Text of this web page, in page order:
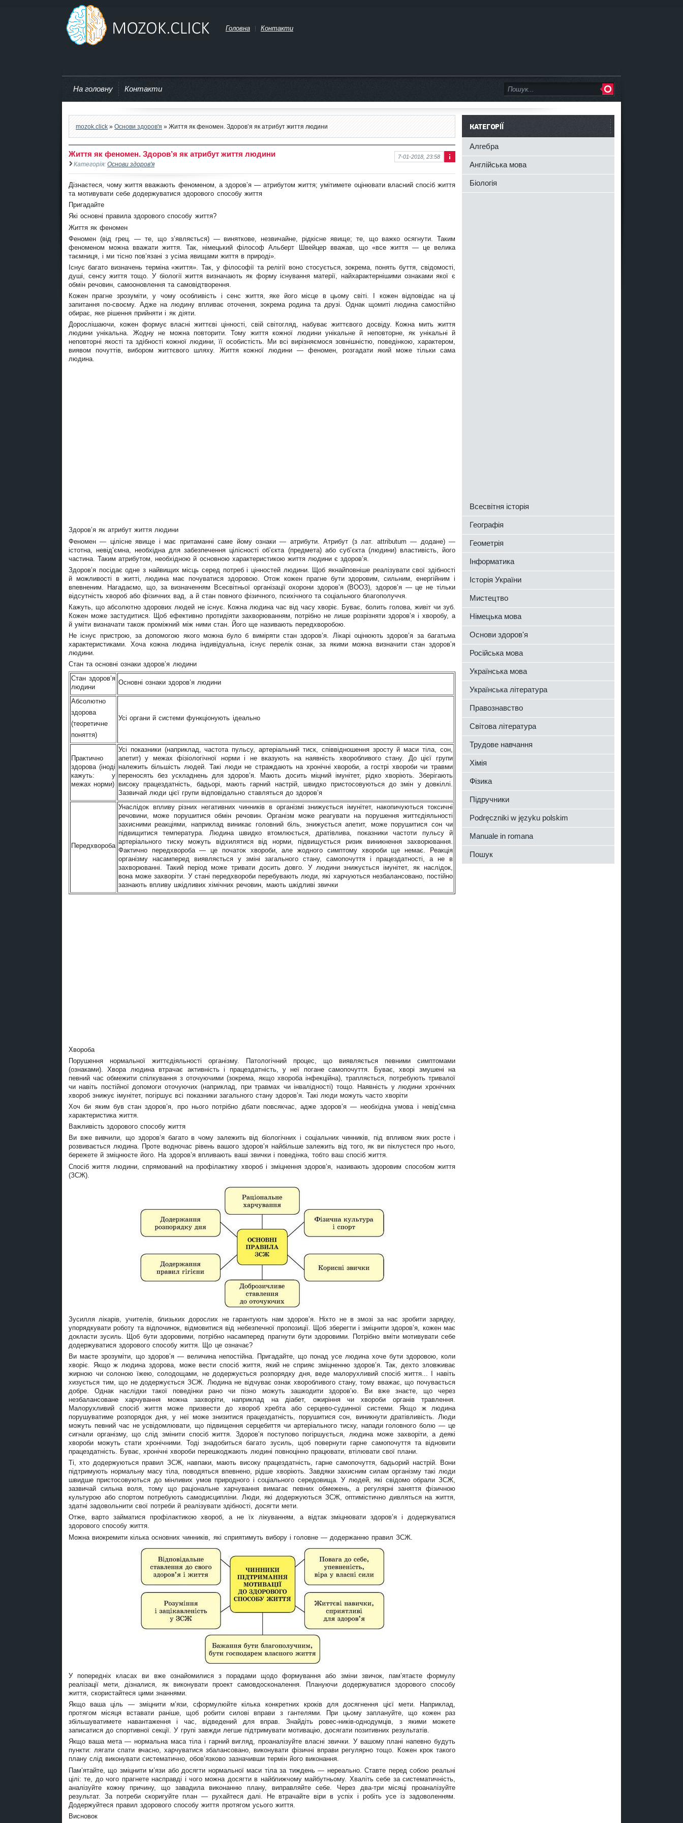
Головна Контакти
На головну Контакти
mozok.click » Основи здоров'я » Життя як феномен. Здоров’я як атрибут життя людини
ор
ція
7-01-2018, 23:58
Життя як феномен. Здоров’я як атрибут життя людини
Категорія: Основи здоров'я
Дізнаєтеся, чому життя вважають феноменом, а здоров’я — атрибутом життя; умітимете оцінювати власний спосіб життя
та мотивувати себе додержуватися здорового способу життя
Пригадайте
Які основні правила здорового способу життя?
Життя як феномен
Феномен (від грец. — те, що з’являється) — виняткове, незвичайне, рідкісне явище; те, що важко осягнути. Таким
феноменом можна вважати життя. Так, німецький філософ Альберт Швейцер вважав, що «все життя — це велика
таємниця, і ми тісно пов’язані з усіма явищами життя в природі».
Існує багато визначень терміна «життя». Так, у філософії та релігії воно стосується, зокрема, понять буття, свідомості,
душі, сенсу життя тощо. У біології життя визначають як форму існування матерії, найхарактернішими ознаками якої є
обмін речовин, самооновлення та самовідтворення.
Кожен прагне зрозуміти, у чому особливість і сенс життя, яке його місце в цьому світі. І кожен відповідає на ці
запитання по-своєму. Адже на людину впливає оточення, зокрема родина та друзі. Однак щомиті людина самостійно
обирає, яке рішення прийняти і як діяти.
Дорослішаючи, кожен формує власні життєві цінності, свій світогляд, набуває життєвого досвіду. Кожна мить життя
людини унікальна. Жодну не можна повторити. Тому життя кожної людини унікальне й неповторне, як унікальні й
неповторні якості та здібності кожної людини, її особистість. Ми всі вирізняємося зовнішністю, поведінкою, характером,
виявом почуттів, вибором життєвого шляху. Життя кожної людини — феномен, розгадати який може тільки сама
людина.
Здоров’я як атрибут життя людини
Феномен — цілісне явище і має притаманні саме йому ознаки — атрибути. Атрибут (з лат. attributum — додане) —
істотна, невід’ємна, необхідна для забезпечення цілісності об’єкта (предмета) або суб’єкта (людини) властивість, його
частина. Таким атрибутом, необхідною й основною характеристикою життя людини є здоров’я.
Здоров’я посідає одне з найвищих місць серед потреб і цінностей людини. Щоб якнайповніше реалізувати свої здібності
й можливості в житті, людина має почуватися здоровою. Отож кожен прагне бути здоровим, сильним, енергійним і
впевненим. Нагадаємо, що, за визначенням Всесвітньої організації охорони здоров’я (ВООЗ), здоров’я — це не тільки
відсутність хвороб або фізичних вад, а й стан повного фізичного, психічного та соціального благополуччя.
Кажуть, що абсолютно здорових людей не існує. Кожна людина час від часу хворіє. Буває, болить голова, живіт чи зуб.
Кожен може застудитися. Щоб ефективно протидіяти захворюванням, потрібно не лише розрізняти здоров’я і хворобу, а
й уміти визначати також проміжний між ними стан. Його ще називають передхворобою.
Не існує пристрою, за допомогою якого можна було б виміряти стан здоров’я. Лікарі оцінюють здоров’я за багатьма
характеристиками. Хоча кожна людина індивідуальна, існує перелік ознак, за якими можна визначити стан здоров’я
людини.
Стан та основні ознаки здоров’я людини
Стан здоров’я
людини
Основні ознаки здоров’я людини
Абсолютно
здорова
(теоретичне
поняття)
Усі органи й системи функціонують ідеально
Практично
здорова (іноді
кажуть: у
межах норми)
Усі показники (наприклад, частота пульсу, артеріальний тиск, співвідношення зросту й маси тіла, сон,
апетит) у межах фізіологічної норми і не вказують на наявність хворобливого стану. До цієї групи
належить більшість людей. Такі люди не страждають на хронічні хвороби, а гострі хвороби чи травми
переносять без ускладнень для здоров’я. Мають досить міцний імунітет, рідко хворіють. Зберігають
високу працездатність, бадьорі, мають гарний настрій, швидко пристосовуються до змін у довкіллі.
Зазвичай люди цієї групи відповідально ставляться до здоров’я
Передхвороба
Унаслідок впливу різних негативних чинників в організмі знижується імунітет, накопичуються токсичні
речовини, може порушитися обмін речовин. Організм може реагувати на порушення життєдіяльності
захисними реакціями, наприклад виникає головний біль, знижується апетит, може порушитися сон чи
підвищитися температура. Людина швидко втомлюється, дратівлива, показники частоти пульсу й
артеріального тиску можуть відхилятися від норми, підвищується ризик виникнення захворювання.
Фактично передхвороба — це початок хвороби, але жодного симптому хвороби ще немає. Реакція
організму насамперед виявляється у зміні загального стану, самопочуття і працездатності, а не в
захворюванні. Такий період може тривати досить довго. У людини знижується імунітет, як наслідок,
вона може захворіти. У стані передхвороби перебувають люди, які харчуються незбалансовано, постійно
зазнають впливу шкідливих хімічних речовин, мають шкідливі звички
Хвороба
Порушення нормальної життєдіяльності організму. Патологічний процес, що виявляється певними симптомами
(ознаками). Хвора людина втрачає активність і працездатність, у неї погане самопочуття. Буває, хворі змушені на
певний час обмежити спілкування з оточуючими (зокрема, якщо хвороба інфекційна), трапляється, потребують тривалої
чи навіть постійної допомоги оточуючих (наприклад, при травмах чи інвалідності) тощо. Наявність у людини хронічних
хвороб знижує імунітет, погіршує всі показники загального стану здоров’я. Такі люди можуть часто хворіти
Хоч би яким був стан здоров’я, про нього потрібно дбати повсякчас, адже здоров’я — необхідна умова і невід’ємна
характеристика життя.
Важливість здорового способу життя
Ви вже вивчили, що здоров’я багато в чому залежить від біологічних і соціальних чинників, під впливом яких росте і
розвивається людина. Проте водночас рівень вашого здоров’я найбільше залежить від того, як ви піклуєтеся про нього,
бережете й зміцнюєте його. На здоров’я впливають ваші звички і поведінка, тобто ваш спосіб життя.
Спосіб життя людини, спрямований на профілактику хвороб і зміцнення здоров’я, називають здоровим способом життя
(ЗСЖ).
Зусилля лікарів, учителів, близьких дорослих не гарантують нам здоров’я. Ніхто не в змозі за нас зробити зарядку,
упорядкувати роботу та відпочинок, відмовитися від небезпечної пропозиції. Щоб зберегти і зміцнити здоров’я, кожен має
докласти зусиль. Щоб бути здоровими, потрібно насамперед прагнути бути здоровими. Потрібно вміти мотивувати себе
додержуватися здорового способу життя. Що це означає?
Ви маєте зрозуміти, що здоров’я — величина непостійна. Пригадайте, що понад усе людина хоче бути здоровою, коли
хворіє. Якщо ж людина здорова, може вести спосіб життя, який не сприяє зміцненню здоров’я. Так, дехто зловживає
жирною чи солоною їжею, солодощами, не додержується розпорядку дня, веде малорухливий спосіб життя... І навіть
хизується тим, що не додержується ЗСЖ. Людина не відчуває ознак хворобливого стану, тому вважає, що почувається
добре. Однак наслідки такої поведінки рано чи пізно можуть зашкодити здоров’ю. Ви вже знаєте, що через
незбалансоване харчування можна захворіти, наприклад на діабет, ожиріння чи хвороби органів травлення.
Малорухливий спосіб життя може призвести до хвороб хребта або серцево-судинної системи. Якщо ж людина
порушуватиме розпорядок дня, у неї може знизитися працездатність, порушитися сон, виникнути дратівливість. Люди
можуть певний час не усвідомлювати, що підвищення серцебиття чи артеріального тиску, напади головного болю — це
сигнали організму, що слід змінити спосіб життя. Здоров’я поступово погіршується, людина може захворіти, а деякі
хвороби можуть стати хронічними. Тоді знадобиться багато зусиль, щоб повернути гарне самопочуття та відновити
працездатність. Буває, хронічні хвороби перешкоджають людині повноцінно працювати, втілювати свої плани.
Ті, хто додержуються правил ЗСЖ, навпаки, мають високу працездатність, гарне самопочуття, бадьорий настрій. Вони
підтримують нормальну масу тіла, поводяться впевнено, рідше хворіють. Завдяки захисним силам організму такі люди
швидше пристосовуються до мінливих умов природного і соціального середовища. У людей, які свідомо обрали ЗСЖ,
зазвичай сильна воля, тому що раціональне харчування вимагає певних обмежень, а регулярні заняття фізичною
культурою або спортом потребують самодисципліни. Люди, які додержуються ЗСЖ, оптимістично дивляться на життя,
здатні задовольнити свої потреби й реалізувати здібності, досягти мети.
Отже, варто займатися профілактикою хвороб, а не їх лікуванням, а відтак зміцнювати здоров’я і додержуватися
здорового способу життя.
Можна виокремити кілька основних чинників, які сприятимуть вибору і головне — додержанню правил ЗСЖ.
У попередніх класах ви вже ознайомилися з порадами щодо формування або зміни звичок, пам’ятаєте формулу
реалізації мети, дізналися, як виконувати проект самовдосконалення. Плануючи додержуватися здорового способу
життя, скористайтеся цими знаннями.
Якщо ваша ціль — зміцнити м’язи, сформулюйте кілька конкретних кроків для досягнення цієї мети. Наприклад,
протягом місяця вставати раніше, щоб робити силові вправи з гантелями. При цьому заплануйте, що кожен раз
збільшуватимете навантаження і час, відведений для вправ. Знайдіть ровес-ників-однодумців, з якими можете
записатися до спортивної секції. У групі завжди легше підтримувати мотивацію, досягати позитивних результатів.
Якщо ваша мета — нормальна маса тіла і гарний вигляд, проаналізуйте власні звички. У вашому плані напевно будуть
пункти: лягати спати вчасно, харчуватися збалансовано, виконувати фізичні вправи регулярно тощо. Кожен крок такого
плану слід виконувати систематично, обов’язково зазначивши термін його виконання.
Пам’ятайте, що зміцнити м’язи або досягти нормальної маси тіла за тиждень — нереально. Ставте перед собою реальні
цілі: те, до чого прагнете насправді і чого можна досягти в найближчому майбутньому. Хваліть себе за систематичність,
аналізуйте кожну причину, що завадила виконанню плану, виправляйте себе. Через два-три місяці проаналізуйте
результат. За потреби скоригуйте план — рухайтеся далі. Не втрачайте віри в успіх і робіть усе із задоволенням.
Додержуйтеся правил здорового способу життя протягом усього життя.
Висновок
КАТЕГОРІЇ
Алгебра
Англійська мова
Біологія
Всесвітня історія
Географія
Геометрія
Інформатика
Історія України
Мистецтво
Німецька мова
Основи здоров'я
Російська мова
Українська мова
Українська література
Правознавство
Світова література
Трудове навчання
Хімія
Фізика
Підручники
Podręczniki w języku polskim
Manuale in romana
Пошук